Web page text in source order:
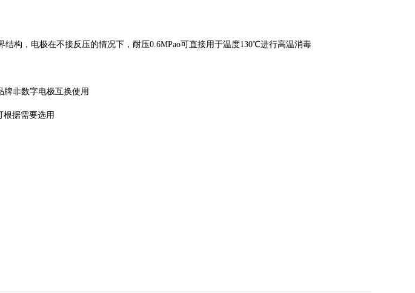
结构，电极在不接反压的情况下，耐压0.6MPao可直接用于温度130℃进行高温消毒
牌非数字电极互换使用
根据需要选用